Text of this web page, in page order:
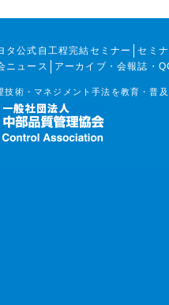
タ公式自工程完結セミナー
セミ
ニュース アーカイブ・会報誌・
技術・マネジメント手法を教育・普